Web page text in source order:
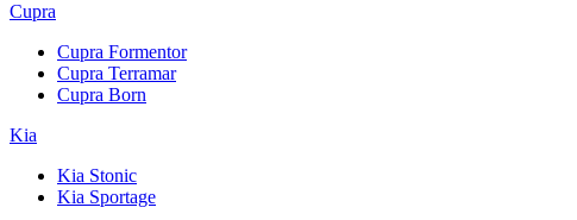
Cupra
Cupra Formentor
Cupra Terramar
Cupra Born
Kia
Kia Stonic
Kia Sportage